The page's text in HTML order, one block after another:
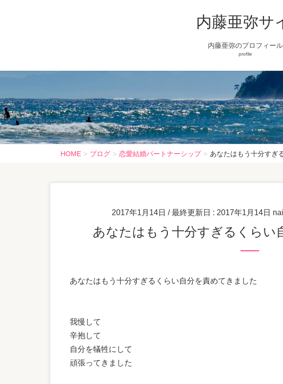
内藤亜弥サ
内藤亜弥のプロフィール
profile
HOME ブログ 恋愛結婚パートナーシップ あなたはもう十分すぎ
2017年1月14日 / 最終更新日 : 2017年1月14日
あなたはもう十分すぎるくら
あなたはもう十分すぎるくらい自分を責めてきました
我慢して
辛抱して
自分を犠牲にして
頑張ってきました